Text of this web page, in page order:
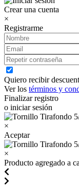
Crear una cuenta
×
Registrarme
Quiero recibir
Ver los términos y
Finalizar registro
o iniciar sesión
×
Aceptar
×
Producto agregado a